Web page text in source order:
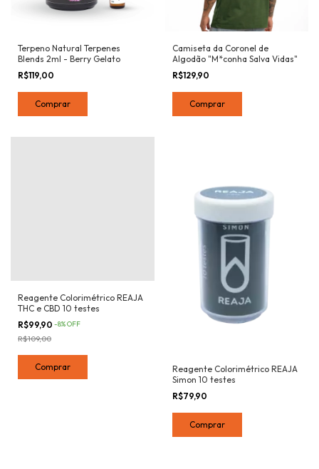
Terpeno Natural Terpenes
Blends 2ml - Berry Gelato
R$119,00
Camiseta da Coronel de
Algodão "M*conha Salva Vidas"
R$129,90
Comprar
Reagente Colorimétrico REAJA
THC e CBD 10 testes
R$99,90 -8%OFF
R$109,00
Reagente Colorimétrico REAJA
Simon 10 testes
R$79,90